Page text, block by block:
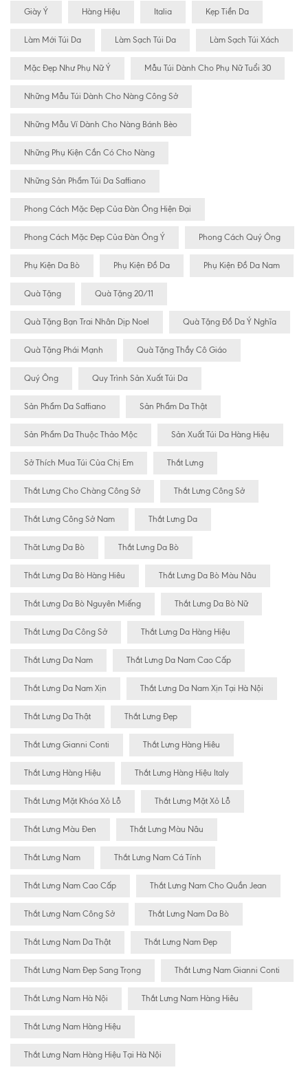
Giày Ý Hàng Hiệu Italia Kẹp Tiền Da
Làm Mới Túi Da Làm Sạch Túi Da Làm Sạch Túi Xách
Mặc Đẹp Như Phụ Nữ Ý Mẫu Túi Dành Cho Phụ Nữ Tuổi 30
Những Mẫu Túi Dành Cho Nàng Công Sở
Những Mẫu Ví Dành Cho Nàng Bánh Bèo
Những Phụ Kiện Cần Có Cho Nàng
Những Sản Phẩm Túi Da Saffiano
Phong Cách Mặc Đẹp Của Đàn Ông Hiện Đại
Phong Cách Mặc Đẹp Của Đàn Ông Ý Phong Cách Quý Ông
Phụ Kiện Da Bò Phụ Kiện Đồ Da Phụ Kiện Đồ Da Nam
Quà Tặng Quà Tặng 20/11
Quà Tặng Bạn Trai Nhân Dịp Noel Quà Tặng Đồ Da Ý Nghĩa
Quà Tặng Phái Mạnh Quà Tặng Thầy Cô Giáo
Quý Ông Quy Trình Sản Xuất Túi Da
Sản Phẩm Da Saffiano Sản Phẩm Da Thật
Sản Phẩm Da Thuộc Thảo Mộc Sản Xuất Túi Da Hàng Hiệu
Sở Thích Mua Túi Của Chị Em Thắt Lưng
Thắt Lưng Cho Chàng Công Sở Thắt Lưng Công Sở
Thắt Lưng Công Sở Nam Thắt Lưng Da
Thăt Lưng Da Bò Thắt Lưng Da Bò
Thắt Lưng Da Bò Hàng Hiêu Thắt Lưng Da Bò Màu Nâu
Thắt Lưng Da Bò Nguyên Miếng Thắt Lưng Da Bò Nữ
Thắt Lưng Da Công Sở Thắt Lưng Da Hàng Hiệu
Thắt Lưng Da Nam Thắt Lưng Da Nam Cao Cấp
Thắt Lưng Da Nam Xịn Thắt Lưng Da Nam Xịn Tại Hà Nội
Thắt Lưng Da Thật Thắt Lưng Đẹp
Thắt Lưng Gianni Conti Thắt Lưng Hàng Hiêu
Thắt Lưng Hàng Hiệu Thắt Lưng Hàng Hiệu Italy
Thắt Lưng Mặt Khóa Xỏ Lỗ Thắt Lưng Mặt Xỏ Lỗ
Thắt Lưng Màu Đen Thắt Lưng Màu Nâu
Thắt Lưng Nam Thắt Lưng Nam Cá Tính
Thắt Lưng Nam Cao Cấp Thắt Lưng Nam Cho Quần Jean
Thắt Lưng Nam Công Sở Thắt Lưng Nam Da Bò
Thắt Lưng Nam Da Thật Thắt Lưng Nam Đẹp
Thắt Lưng Nam Đẹp Sang Trọng Thắt Lưng Nam Gianni Conti
Thắt Lưng Nam Hà Nội Thắt Lưng Nam Hàng Hiêu
Thắt Lưng Nam Hàng Hiệu
Thắt Lưng Nam Hàng Hiệu Tại Hà Nội